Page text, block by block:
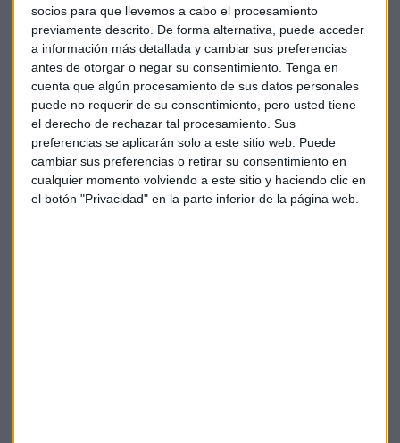
socios para que llevemos a cabo el procesamiento
previamente descrito. De forma alternativa, puede acceder
a información más detallada y cambiar sus preferencias
antes de otorgar o negar su consentimiento. Tenga en
cuenta que algún procesamiento de sus datos personales
puede no requerir de su consentimiento, pero usted tiene
el derecho de rechazar tal procesamiento. Sus
preferencias se aplicarán solo a este sitio web. Puede
cambiar sus preferencias o retirar su consentimiento en
cualquier momento volviendo a este sitio y haciendo clic en
el botón "Privacidad" en la parte inferior de la página web.
En caso de que la oferta salga adelante, como todo apunta
ya que cuenta con el visto bueno del consejo de
administración de Atrys, el nuevo grupo superará el umbral
de los170 millones de facturacióny sucapitalización
bursátil ascenderá a los 600 millones de euros.
Para Santiago de Torres el gran activo con el que cuenta la
adquirida es que tiene una gran red de negocio repartida
por toda España con una "masa de potenciales clientes
a los que ofrecer revisiones médicas.